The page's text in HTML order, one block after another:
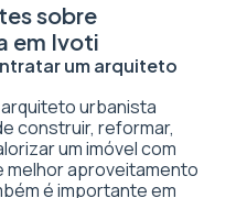
sobre
em Ivoti
um arquiteto
urbanista
construir, reformar,
um imóvel com
melhor aproveitamento
é importante em